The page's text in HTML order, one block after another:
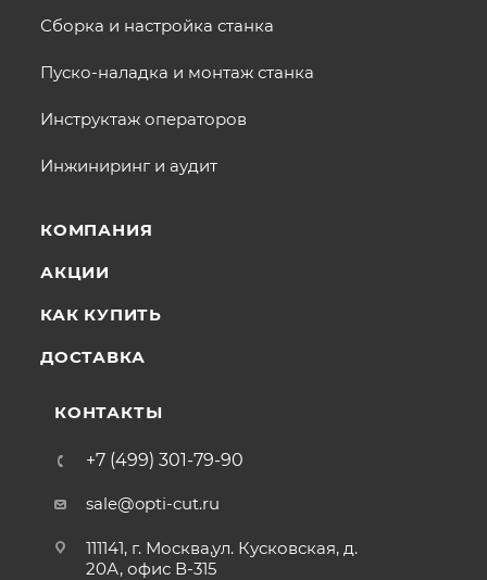
Сборка и настройка станка
Пуско-наладка и монтаж станка
Инструктаж операторов
Инжиниринг и аудит
КОМПАНИЯ
АКЦИИ
КАК КУПИТЬ
ДОСТАВКА
КОНТАКТЫ
+7 (499) 301-79-90
sale@opti-cut.ru
111141, г. Москва,ул. Кусковская, д.
20А, офис В-315